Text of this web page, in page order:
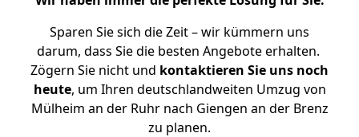
Sparen Sie sich die Zeit – wir kümmern uns
darum, dass Sie die besten Angebote erhalten.
Zögern Sie nicht und kontaktieren Sie uns noch
heute, um Ihren deutschlandweiten Umzug von
Mülheim an der Ruhr nach Giengen an der Brenz
zu planen.